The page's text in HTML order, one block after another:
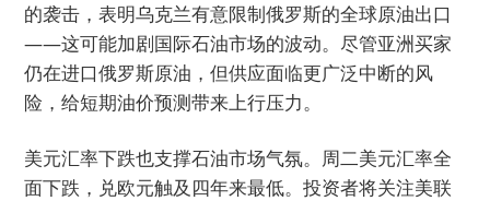
的袭击，表明乌克兰有意限制俄罗斯的全球原油出口
——这可能加剧国际石油市场的波动。尽管亚洲买家
仍在进口俄罗斯原油，但供应面临更广泛中断的风
险，给短期油价预测带来上行压力。
美元汇率下跌也支撑石油市场气氛。周二美元汇率全
面下跌，兑欧元触及四年来最低。投资者将关注美联